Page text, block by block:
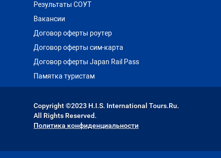
Результаты СОУТ
Вакансии
Договор оферты роутер
Договор оферты сим-карта
Договор оферты Japan Rail Pass
Памятка туристам
Copyright ©2023 H.I.S. International Tours.Ru.
All Rights Reserved.
Политика конфиденциальности